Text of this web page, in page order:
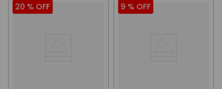
20 % OFF 9 % OFF